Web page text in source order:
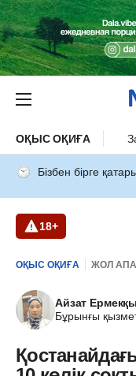
ОҚЫС ОҚИҒА
Бізбен бірге
18+
ОҚЫС ОҚИҒА ЖОЛ
Айзат
Бұрынғы